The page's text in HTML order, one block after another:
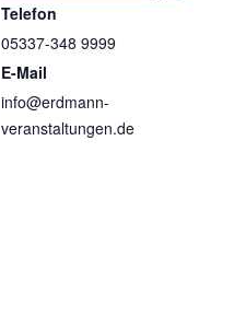
Telefon
05337-348 9999
E-Mail
info@erdmann-
veranstaltungen.de